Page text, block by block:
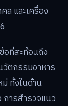
ล และเครื่อง
อที่สะท้อนถึง
ตกรรมอาหาร
ทั้งในด้าน
ารสำรวจแนว